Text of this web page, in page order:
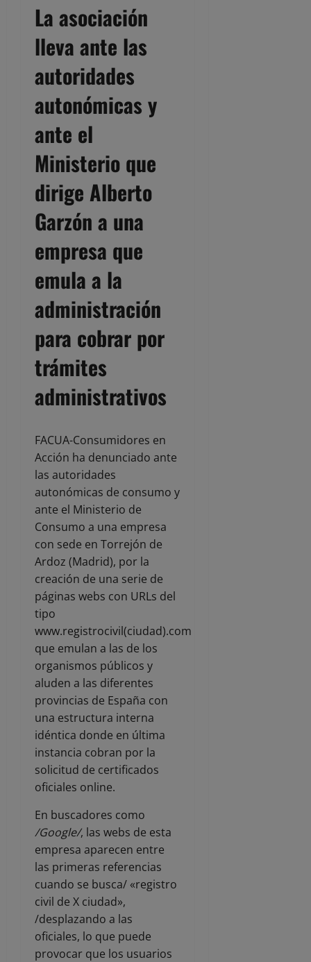
La asociación
lleva ante las
autoridades
autonómicas y
ante el
Ministerio que
dirige Alberto
Garzón a una
empresa que
emula a la
administración
para cobrar por
trámites
administrativos
FACUA-Consumidores en
Acción ha denunciado ante
las autoridades
autonómicas de consumo y
ante el Ministerio de
Consumo a una empresa
con sede en Torrejón de
Ardoz (Madrid), por la
creación de una serie de
páginas webs con URLs del
tipo
www.registrocivil(ciudad).com
que emulan a las de los
organismos públicos y
aluden a las diferentes
provincias de España con
una estructura interna
idéntica donde en última
instancia cobran por la
solicitud de certificados
oficiales online.
En buscadores como
/Google/, las webs de esta
empresa aparecen entre
las primeras referencias
cuando se busca/ «registro
civil de X ciudad»,
/desplazando a las
oficiales, lo que puede
provocar que los usuarios